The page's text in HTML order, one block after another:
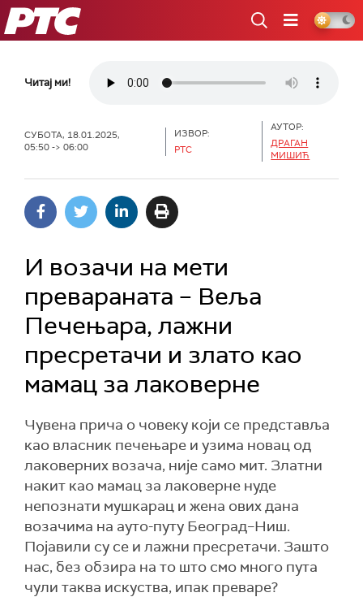
РТС
Читај ми!
СУБОТА, 18.01.2025,
05:50 -> 06:00
ИЗВОР:
РТС
АУТОР:
ДРАГАН
МИШИЋ
И возачи на мети
превараната – Веља
Печењара, лажни
пресретачи и злато као
мамац за лаковерне
Чувена прича о човеку који се представља
као власник печењаре и узима новац од
лаковерних возача, није само мит. Златни
накит као мамац за лаковерне нуде
непознати мушкарац и жена ових дана
возачима на ауто-путу Београд–Ниш.
Појавили су се и лажни пресретачи. Зашто
нас, без обзира на то што смо много пута
чули таква искуства, ипак преваре?